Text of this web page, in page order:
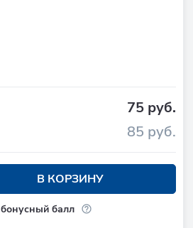
75 руб.
85 руб.
В КОРЗИНУ
бонусный балл